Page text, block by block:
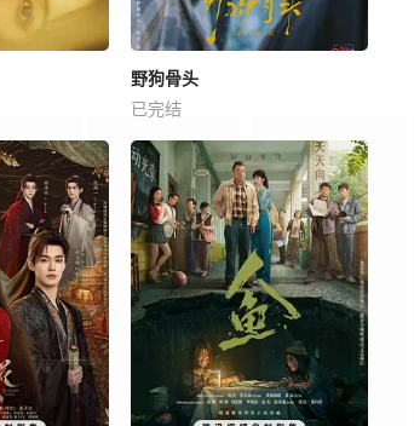
野狗骨头
已完结